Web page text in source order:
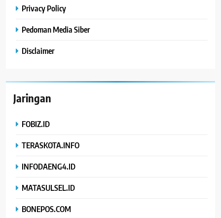
Privacy Policy
Pedoman Media Siber
Disclaimer
Jaringan
FOBIZ.ID
TERASKOTA.INFO
INFODAENG4.ID
MATASULSEL.ID
BONEPOS.COM